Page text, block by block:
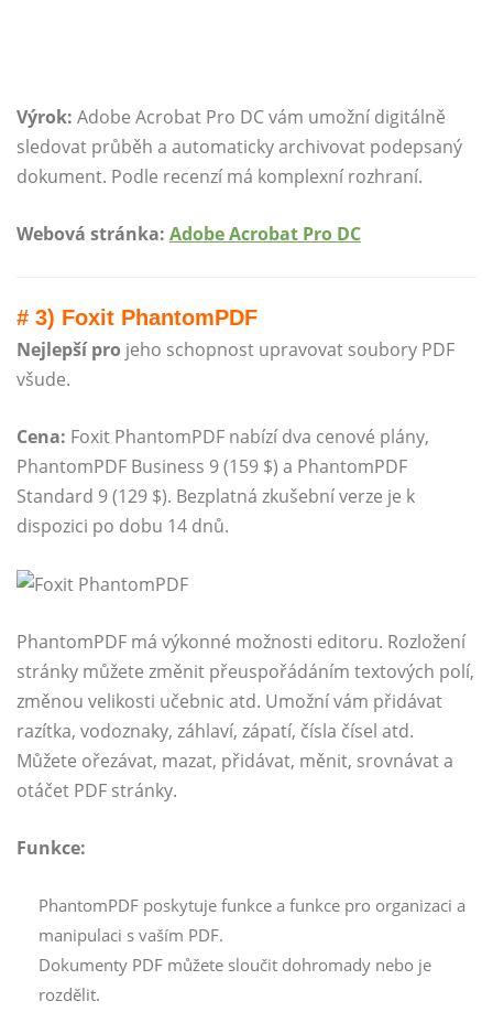
Výrok: Adobe Acrobat Pro DC vám umožní digitálně
sledovat průběh a automaticky archivovat podepsaný
dokument. Podle recenzí má komplexní rozhraní.
Webová stránka: Adobe Acrobat Pro DC
# 3) Foxit PhantomPDF
Nejlepší pro jeho schopnost upravovat soubory PDF
všude.
Cena: Foxit PhantomPDF nabízí dva cenové plány,
PhantomPDF Business 9 (159 $) a PhantomPDF
Standard 9 (129 $). Bezplatná zkušební verze je k
dispozici po dobu 14 dnů.
PhantomPDF má výkonné možnosti editoru. Rozložení
stránky můžete změnit přeuspořádáním textových polí,
změnou velikosti učebnic atd. Umožní vám přidávat
razítka, vodoznaky, záhlaví, zápatí, čísla čísel atd.
Můžete ořezávat, mazat, přidávat, měnit, srovnávat a
otáčet PDF stránky.
Funkce:
PhantomPDF poskytuje funkce a funkce pro organizaci a
manipulaci s vaším PDF.
Dokumenty PDF můžete sloučit dohromady nebo je
rozdělit.